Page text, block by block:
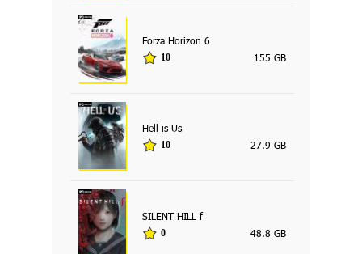
Forza Horizon 6
10 155 GB
Hell is Us
10 27.9 GB
SILENT HILL f
0 48.8 GB